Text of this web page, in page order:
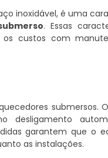
inoxidável, é uma
. Essas
custos com
submersos.
desligamento
garantem que o
as instalações.